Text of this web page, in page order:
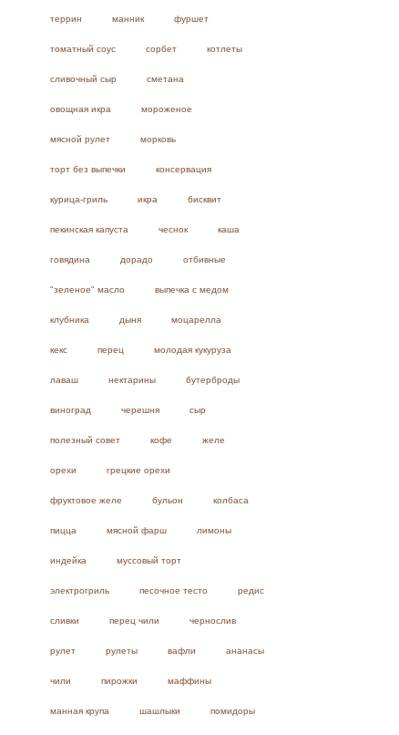
террин манник фуршет
томатный соус сорбет котлеты
сливочный сыр сметана
овощная икра мороженое
мясной рулет морковь
торт без выпечки консервация
курица-гриль икра бисквит
пекинская капуста чеснок каша
говядина дорадо отбивные
"зеленое" масло выпечка с медом
клубника дыня моцарелла
кекс перец молодая кукуруза
лаваш нектарины бутерброды
виноград черешня сыр
полезный совет кофе желе
орехи грецкие орехи
фруктовое желе бульон колбаса
пицца мясной фарш лимоны
индейка муссовый торт
электрогриль песочное тесто редис
сливки перец чили чернослив
рулет рулеты вафли ананасы
чили пирожки маффины
манная крупа шашлыки помидоры